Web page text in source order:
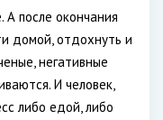
после окончания
домой, отдохнуть и
негативные
И человек,
либо едой, либо